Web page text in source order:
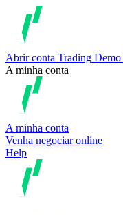
Abrir conta Trading Demo
A minha conta
A minha conta
Venha negociar online
Help